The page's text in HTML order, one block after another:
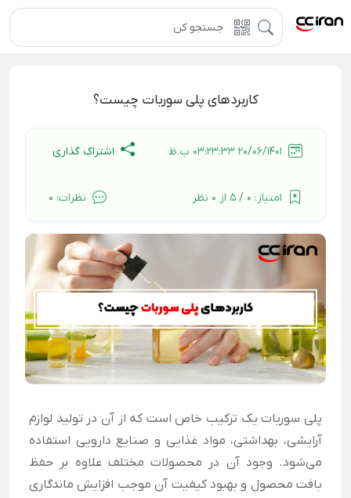
کاربردهای پلی سوربات چیست؟
اشتراک گذاری
امتیاز: 0 / 5 از 0 نظر نظرات: 0
پلی سوربات یک ترکیب خاص است که از آن در تولید لوازم
آرایشی، بهداشتی، مواد غذایی و صنایع دارویی استفاده
می‌شود. وجود آن در محصولات مختلف علاوه بر حفظ
بافت محصول و بهبود کیفیت آن موجب افزایش ماندگاری